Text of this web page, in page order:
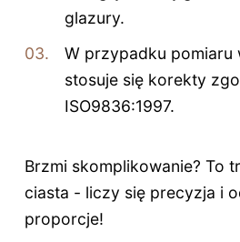
glazury.
W przypadku pomiaru
stosuje się korekty
ISO9836:1997.
Brzmi skomplikowanie? To
ciasta - liczy się precyzja i
proporcje!